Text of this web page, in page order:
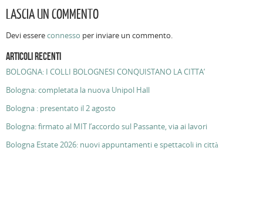
LASCIA UN COMMENTO
Devi essereconnesso per inviare un commento.
ARTICOLI RECENTI
BOLOGNA: I COLLI BOLOGNESI CONQUISTANO LA CITTA’
Bologna: completata la nuova Unipol Hall
Bologna : presentato il 2 agosto
Bologna: firmato al MIT l’accordo sul Passante, via ai lavori
Bologna Estate 2026: nuovi appuntamenti e spettacoli in città